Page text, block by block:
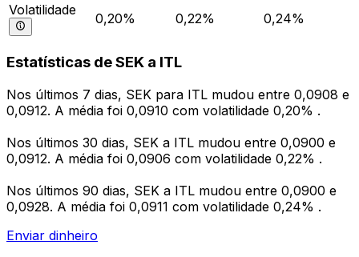
Volatilidade
0,20% 0,22% 0,24%
Estatísticas de SEK a ITL
Nos últimos 7 dias, SEK para ITL mudou entre 0,0908 e
0,0912. A média foi 0,0910 com volatilidade 0,20% .
Nos últimos 30 dias, SEK a ITL mudou entre 0,0900 e
0,0912. A média foi 0,0906 com volatilidade 0,22% .
Nos últimos 90 dias, SEK a ITL mudou entre 0,0900 e
0,0928. A média foi 0,0911 com volatilidade 0,24% .
Enviar dinheiro